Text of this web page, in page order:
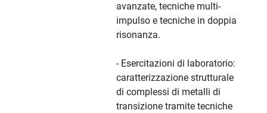
avanzate, tecniche multi-
impulso e tecniche in doppia
risonanza.
- Esercitazioni di laboratorio:
caratterizzazione strutturale
di complessi di metalli di
transizione tramite tecniche